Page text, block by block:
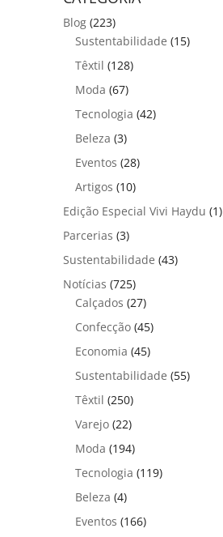
Blog (223)
Sustentabilidade (15)
Têxtil (128)
Moda (67)
Tecnologia (42)
Beleza (3)
Eventos (28)
Artigos (10)
Edição Especial Vivi Haydu (1)
Parcerias (3)
Sustentabilidade (43)
Notícias (725)
Calçados (27)
Confecção (45)
Economia (45)
Sustentabilidade (55)
Têxtil (250)
Varejo (22)
Moda (194)
Tecnologia (119)
Beleza (4)
Eventos (166)